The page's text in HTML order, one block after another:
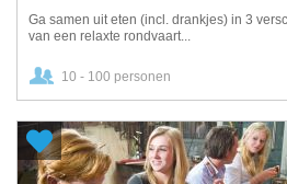
Ga samen uit eten (incl. drankjes) in 3
van een relaxte rondvaart...
10 - 100 personen